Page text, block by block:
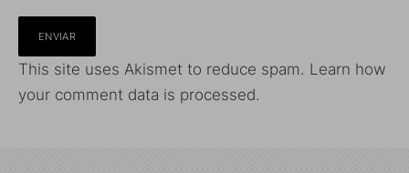
This site uses Akismet to reduce spam. Learn how
your comment data is processed.